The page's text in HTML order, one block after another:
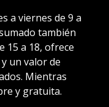
a viernes de 9 a
también
15 a 18, ofrece
un valor de
Mientras
y gratuita.